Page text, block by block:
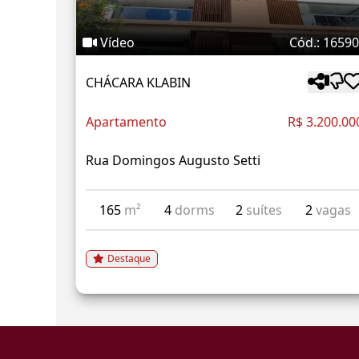
Vídeo Cód.:
CHÁCARA KLABIN
Apartamento R$
Rua Domingos Augusto Setti
165 m² 4 dorms 2 suítes 2vagas
Destaque